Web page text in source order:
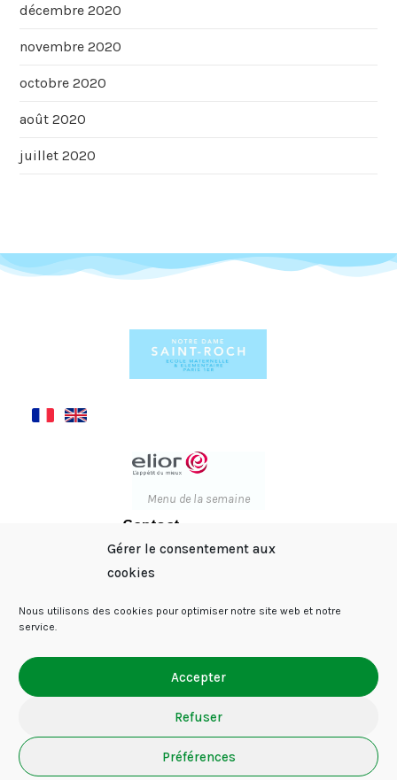
Gérer le consentement aux
cookies
Nous utilisons des cookies pour optimiser notre site web et notre
service.
Accepter
Refuser
Préférences
décembre 2020
novembre 2020
octobre 2020
août 2020
juillet 2020
Menu de la semaine
Contact
37 rue Saint-Roch - 75001
Paris
ECOLE DIRECTE
© 2020 – Ecole Privée Notre-Dame Saint-Roch |Mentions légales|
Politique de cookies– Site créé par